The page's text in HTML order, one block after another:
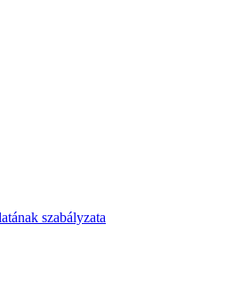
szabályzata